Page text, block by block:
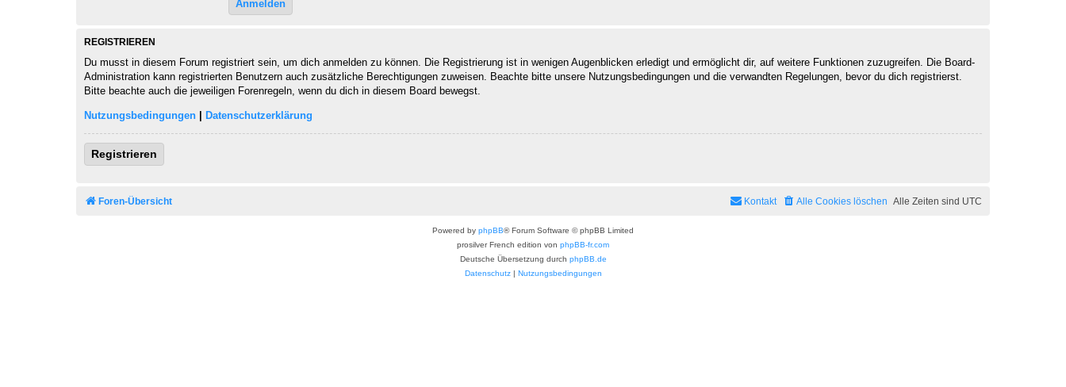
REGISTRIEREN
Du musst in diesem Forum registriert sein, um dich anmelden zu können. Die Registrierung ist in wenigen Augenblicken erledigt und ermöglicht dir, auf weitere Funktionen zuzugreifen. Die Board-
Administration kann registrierten Benutzern auch zusätzliche Berechtigungen zuweisen. Beachte bitte unsere Nutzungsbedingungen und die verwandten Regelungen, bevor du dich registrierst.
Bitte beachte auch die jeweiligen Forenregeln, wenn du dich in diesem Board bewegst.
Nutzungsbedingungen Datenschutzerklärung
Registrieren
Foren-Übersicht Alle Zeiten sind UTC
Alle Cookies löschen
Kontakt
Powered by phpBB® Forum Software © phpBB Limited
prosilver French edition von phpBB-fr.com
Deutsche Übersetzung durch phpBB.de
Datenschutz| Nutzungsbedingungen